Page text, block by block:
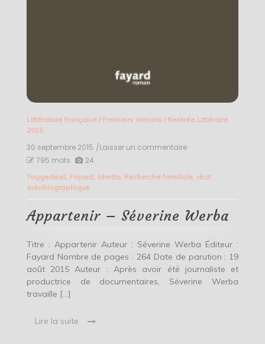
Littérature française/ Premiers romans / Rentrée Littéraire
2015
30 septembre 2015 /Laisser un commentaireon
Séverine
795 mots 24
Taggedexil, Fayard, Ghetto, Recherche familiale, récit
autobiographique
Appartenir – Séverine Werba
Titre : Appartenir Auteur : Séverine Werba Éditeur :
Fayard Nombre de pages : 264 Date de parution : 19
août 2015 Auteur : Après avoir été journaliste et
productrice de documentaires, Séverine Werba
travaille […]
Lire la suite